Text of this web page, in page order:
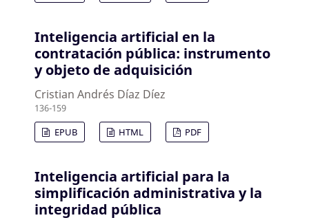
Inteligencia artificial en la
contratación pública: instrumento
y objeto de adquisición
Cristian Andrés Díaz Díez
136-159
EPUB
HTML PDF
Inteligencia artificial para la
simplificación administrativa y la
integridad pública